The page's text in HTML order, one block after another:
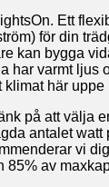
Ett
för din
kan bygga
har varmt ljus
här uppe
på att välja
antalet watt
vi
85% av